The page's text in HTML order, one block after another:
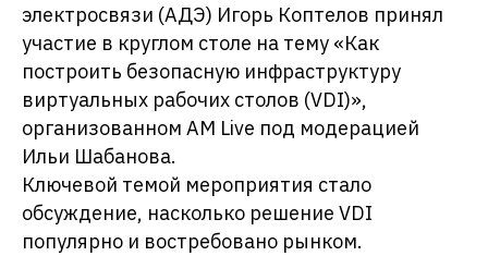
электросвязи (АДЭ) Игорь Коптелов принял
участие в круглом столе на тему «Как
построить безопасную инфраструктуру
виртуальных рабочих столов (VDI)»,
организованном AM Live под модерацией
Ильи Шабанова.
Ключевой темой мероприятия стало
обсуждение, насколько решение VDI
популярно и востребовано рынком.